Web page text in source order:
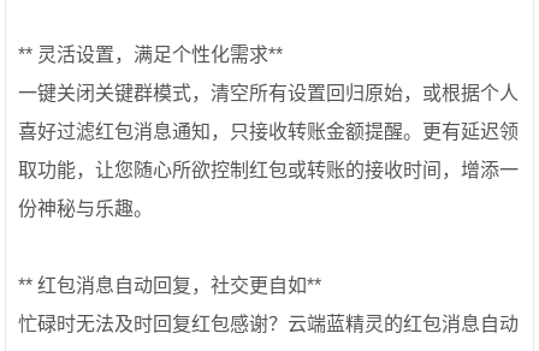
** 灵活设置，满足个性化需求**
一键关闭关键群模式，清空所有设置回归原始，或根据个人
喜好过滤红包消息通知，只接收转账金额提醒。更有延迟领
取功能，让您随心所欲控制红包或转账的接收时间，增添一
份神秘与乐趣。
** 红包消息自动回复，社交更自如**
忙碌时无法及时回复红包感谢？云端蓝精灵的红包消息自动